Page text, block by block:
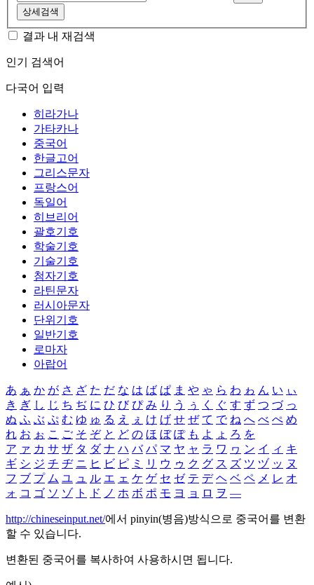
상세검색
결과 내 재검색
인기 검색어
다국어 입력
히라가나
가타카나
중국어
한글고어
그리스문자
프랑스어
독일어
히브리어
괄호기호
학술기호
기술기호
첨자기호
라틴문자
러시아문자
단위기호
일반기호
로마자
아랍어
あ ぁ か が さ ざ た だ な は ば ぱ ま や ゃ ら わ ゎ ん い ぃ
き ぎ し じ ち ぢ に ひ び ぴ み り う ぅ く ぐ す ず つ づ っ
ぬ ふ ぶ ぷ む ゆ ゅ る え ぇ け げ せ ぜ て で ね へ べ ぺ め
れ お ぉ こ ご そ ぞ と ど の ほ ぼ ぽ も よ ょ ろ を
ア ァ カ サ ザ タ ダ ナ ハ バ パ マ ヤ ャ ラ ワ ヮ ン イ ィ キ
ギ シ ジ チ ヂ ニ ヒ ビ ピ ミ リ ウ ゥ ク グ ス ズ ツ ヅ ッ ヌ
フ ブ プ ム ユ ュ ル エ ェ ケ ゲ セ ゼ テ デ ヘ ベ ペ メ レ オ
ォ コ ゴ ソ ゾ ト ド ノ ホ ボ ポ モ ヨ ョ ロ ヲ ―
http://chineseinput.net/에서 pinyin(병음)방식으로 중국어를 변환
할 수 있습니다.
변환된 중국어를 복사하여 사용하시면 됩니다.